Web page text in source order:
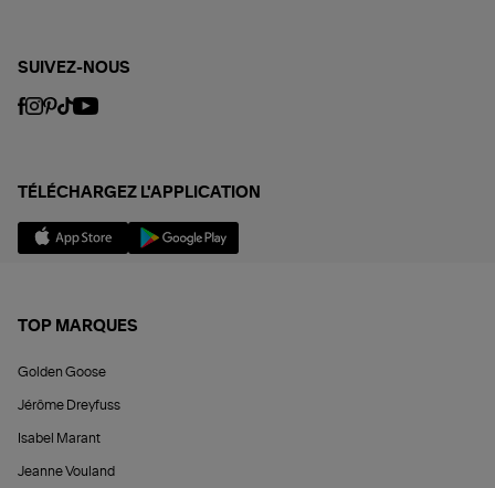
SUIVEZ-NOUS
TÉLÉCHARGEZ L'APPLICATION
TOP MARQUES
Golden Goose
Jérôme Dreyfuss
Isabel Marant
Jeanne Vouland